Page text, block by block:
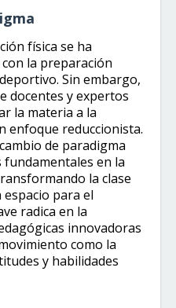
física se ha
la preparación
Sin embargo,
docentes y expertos
la materia a la
enfoque reduccionista.
de paradigma
en la
la clase
espacio para el
radica en la
innovadoras
como la
y habilidades